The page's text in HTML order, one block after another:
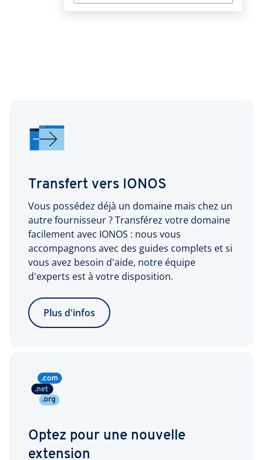
Transfert vers IONOS
Vous possédez déjà un domaine mais chez un
autre fournisseur ? Transférez votre domaine
facilement avec IONOS : nous vous
accompagnons avec des guides complets et si
vous avez besoin d'aide, notre équipe
d'experts est à votre disposition.
Plus d'infos
Optez pour une nouvelle
extension